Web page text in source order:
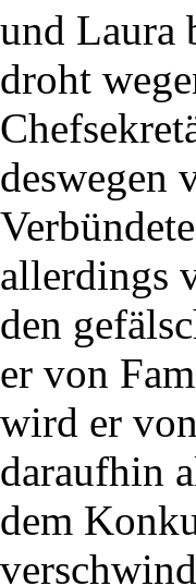
und Laura
droht
deswegen
allerdings
den
er von
wird er
daraufhin
dem